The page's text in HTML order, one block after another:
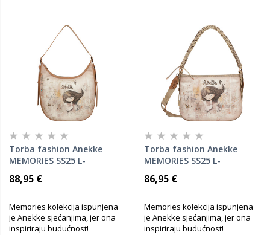
Torba fashion Anekke
MEMORIES SS25 L-
88,95 €
Memories kolekcija ispunjena
je Anekke sjećanjima, jer ona
inspiriraju budućnost!
Torba fashion Anekke
MEMORIES SS25 L-
86,95 €
Memories kolekcija ispunjena
je Anekke sjećanjima, jer ona
inspiriraju budućnost!